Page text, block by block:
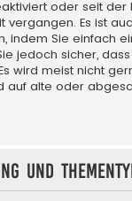
oder seit der
vergangen. Es ist
indem Sie einfach
jedoch sicher,
wird meist nicht
auf alte oder
und